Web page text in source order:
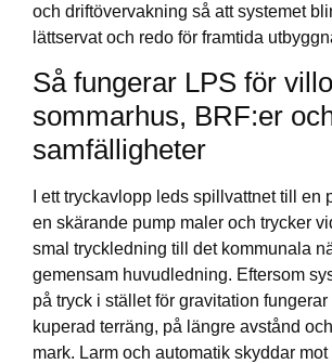
och driftövervakning så att systemet
lättservat och redo för framtida
Så fungerar LPS för
sommarhus, BRF:er
samfälligheter
I ett tryckavlopp leds spillvattnet till en
en skärande pump maler och trycker
smal tryckledning till det kommunala
gemensam huvudledning. Eftersom
på tryck i stället för gravitation fungerar
kuperad terräng, på längre avstånd
mark. Larm och automatik skyddar